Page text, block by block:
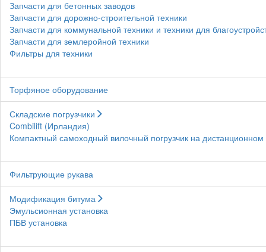
Запчасти для бетонных заводов
Запчасти для дорожно-строительной техники
Запчасти для коммунальной техники и техники для
Запчасти для землеройной техники
Фильтры для техники
Торфяное оборудование
Складские погрузчики
Combilift (Ирландия)
Компактный самоходный вилочный погрузчик на
Фильтрующие рукава
Модификация битума
Эмульсионная установка
ПБВ установка